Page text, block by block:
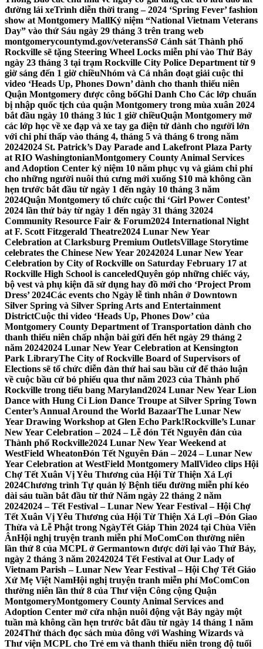
đường lái xeTrình diễn thời trang – 2024 ‘Spring Fever’ fashion
show at Montgomery MallKỷ niệm “National Vietnam Veterans
Day” vào thứ Sáu ngày 29 tháng 3 trên trang web
montgomerycountymd.gov/veteransSở Cảnh sát Thành phố
Rockville sẽ tặng Steering Wheel Locks miễn phí vào Thứ Bảy
ngày 23 tháng 3 tại trạm Rockville City Police Department từ 9
giờ sáng đến 1 giờ chiềuNhóm và Cá nhân đoạt giải cuộc thi
video ‘Heads Up, Phones Down’ dành cho thanh thiếu niên
Quận Montgomery được công bốGhi Danh Cho Các lớp chuẩn
bị nhập quốc tịch của quận Montgomery trong mùa xuân 2024
bắt đầu ngày 10 tháng 3 lúc 1 giờ chiềuQuận Montgomery mở
các lớp học về xe đạp và xe tay ga điện tử dành cho người lớn
với chi phí thấp vào tháng 4, tháng 5 và tháng 6 trong năm
20242024 St. Patrick’s Day Parade and Lakefront Plaza Party
at RIO WashingtonianMontgomery County Animal Services
and Adoption Center kỷ niệm 10 năm phục vụ và giảm chi phí
cho những người nuôi thú cưng mới xuống $10 mà không cần
hẹn trước bắt đầu từ ngày 1 đến ngày 10 tháng 3 năm
2024Quận Montgomery tổ chức cuộc thi ‘Girl Power Contest’
2024 lần thứ bảy từ ngày 1 đến ngày 31 tháng 32024
Community Resource Fair & Forum2024 International Night
at F. Scott Fitzgerald Theatre2024 Lunar New Year
Celebration at Clarksburg Premium OutletsVillage Storytime
celebrates the Chinese New Year 20242024 Lunar New Year
Celebration by City of Rockville on Saturday February 17 at
Rockville High School is canceledQuyên góp những chiếc váy,
bộ vest và phụ kiện đã sử dụng hay đồ mới cho ‘Project Prom
Dress’ 2024Các events cho Ngày lễ tình nhân ở Downtown
Silver Spring và Silver Spring Arts and Entertainment
DistrictCuộc thi video ‘Heads Up, Phones Dow’ của
Montgomery County Department of Transportation dành cho
thanh thiếu niên chấp nhận bài gửi đến hết ngày 29 tháng 2
năm 20242024 Lunar New Year Celebration at Kensington
Park LibraryThe City of Rockville Board of Supervisors of
Elections sẽ tổ chức diễn đàn thứ hai sau bầu cử để thảo luận
về cuộc bầu cử bỏ phiếu qua thư năm 2023 của Thành phố
Rockville trong tiểu bang Maryland2024 Lunar New Year Lion
Dance with Hung Ci Lion Dance Troupe at Silver Spring Town
Center’s Annual Around the World BazaarThe Lunar New
Year Drawing Workshop at Glen Echo Park!Rockville’s Lunar
New Year Celebration – 2024 – Lễ đón Tết Nguyên đán của
Thành phố Rockville2024 Lunar New Year Weekend at
WestField WheatonĐón Tết Nguyên Đán – 2024 – Lunar New
Year Celebration at WestField Montgomery MallVideo clips Hội
Chợ Tết Xuân Vị Yêu Thương của Hội Từ Thiện Xá Lợi
2024Chương trình Tự quản lý Bệnh tiểu đường miễn phí kéo
dài sáu tuần bắt đầu từ thứ Năm ngày 22 tháng 2 năm
20242024 – Tết Festival – Lunar New Year Festival – Hội Chợ
Tết Xuân Vị Yêu Thương của Hội Từ Thiện Xá Lợi –Đón Giao
Thừa và Lễ Phật trong NgàyTết Giáp Thìn 2024 tại Chùa Viên
ÂnHội nghị truyện tranh miễn phí MoComCon thường niên
lần thứ 8 của MCPL ở Germantown được dời lại vào Thứ Bảy,
ngày 2 tháng 3 năm 20242024 Tết Festival at Our Lady of
Vietnam Parish – Lunar New Year Festival – Hội Chợ Tết Giáo
Xứ Mẹ Việt NamHội nghị truyện tranh miễn phí MoComCon
thường niên lần thứ 8 của Thư viện Công cộng Quận
MontgomeryMontgomery County Animal Services and
Adoption Center mở cửa nhận nuôi động vật Bảy ngày một
tuần mà không cần hẹn trước bắt đầu từ ngày 14 tháng 1 năm
2024Thử thách đọc sách mùa đông với Washing Wizards và
Thư viện MCPL cho Trẻ em và thanh thiếu niên trong độ tuổi